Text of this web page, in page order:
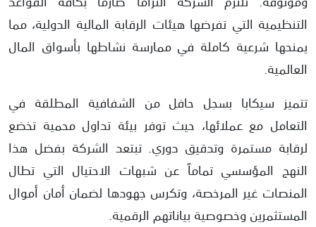
التنظيمية التي تفرضها هيئات الرقابة المالية الدولية، مما
يمنحها شرعية كاملة في ممارسة نشاطها بأسواق المال
العالمية.
تتميز سيكابا بسجل حافل من الشفافية المطلقة في
التعامل مع عملائها، حيث توفر بيئة تداول محمية تخضع
لرقابة مستمرة وتدقيق دوري. تبتعد الشركة بفضل هذا
النهج المؤسسي تماماً عن شبهات الاحتيال التي تطال
المنصات غير المرخصة، وتكرس جهودها لضمان أمان أموال
المستثمرين وخصوصية بياناتهم الرقمية.